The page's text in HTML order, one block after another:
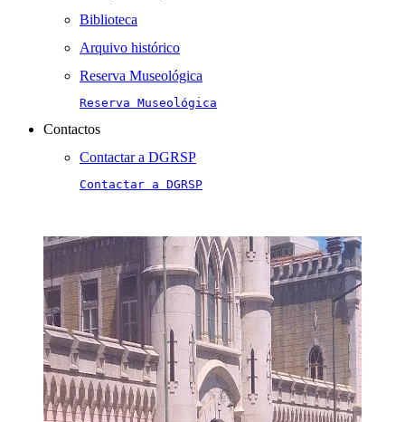
Biblioteca
Arquivo histórico
Reserva Museológica
Reserva Museológica
Contactos
Contactar a DGRSP
Contactar a DGRSP